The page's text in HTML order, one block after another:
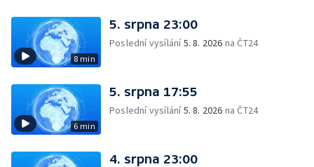
8 min
5. srpna 23:00
Poslední vysílání5. 8. 2026 na ČT24
6 min
5. srpna 17:55
Poslední vysílání5. 8. 2026 na ČT24
4. srpna 23:00